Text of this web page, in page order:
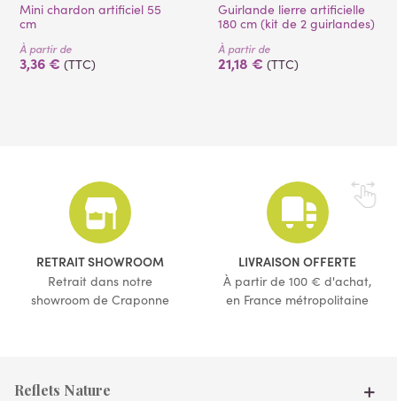
Mini chardon artificiel 55
cm
À partir de
3,36 € (TTC)
Guirlande lierre artificielle
180 cm (kit de 2 guirlandes)
À partir de
21,18 € (TTC)
RETRAIT SHOWROOM
Retrait dans notre
showroom de Craponne
LIVRAISON OFFERTE
À partir de 100 € d'achat,
en France métropolitaine
Reflets Nature